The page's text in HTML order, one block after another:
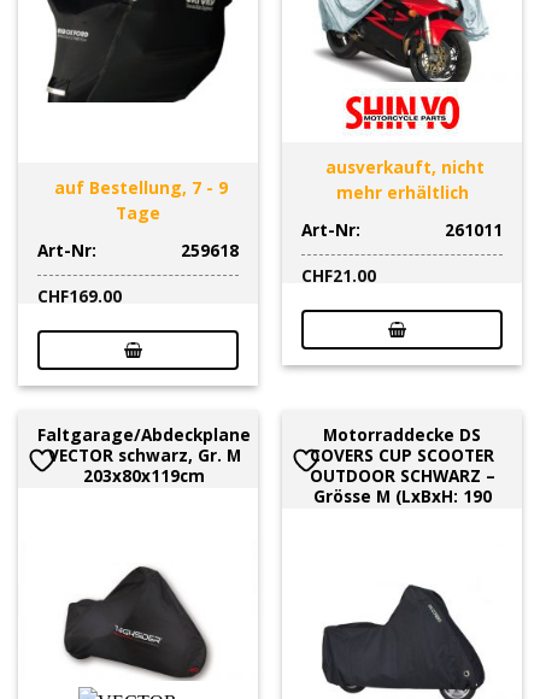
auf Bestellung, 7 - 9
Tage
Art-Nr:
259618
CHF169.00
ausverkauft, nicht
mehr erhältlich
Art-Nr:
261011
CHF21.00
Faltgarage/Abdeckplane
VECTOR schwarz, Gr. M
203x80x119cm
Motorraddecke DS
COVERS CUP SCOOTER
OUTDOOR SCHWARZ –
Grösse M (LxBxH: 190